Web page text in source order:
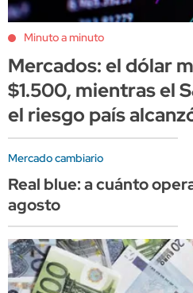
Minuto a minuto
Mercados: el dólar
$1.500, mientras el
el riesgo país
Mercado cambiario
Real blue: a cuánto
agosto